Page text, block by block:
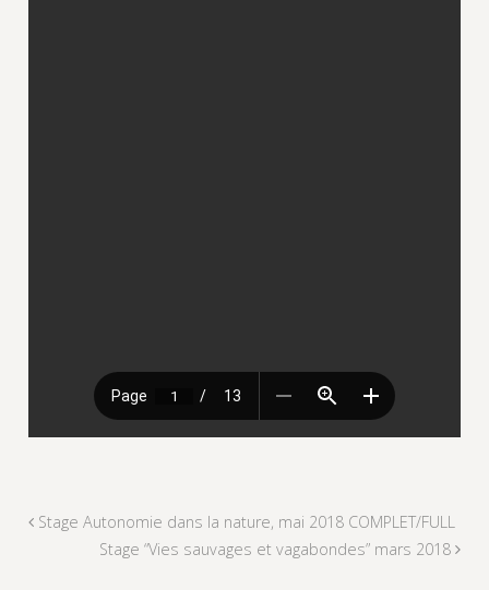
Stage Autonomie dans la nature, mai 2018 COMPLET/FULL
Stage “Vies sauvages et vagabondes” mars 2018